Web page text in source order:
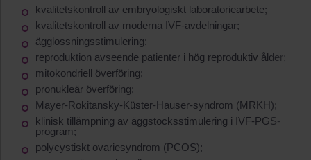
kvalitetskontroll av embryologiskt laboratoriearbete;
kvalitetskontroll av moderna IVF-avdelningar;
ägglossningsstimulering;
reproduktion avseende patienter i hög reproduktiv ålder;
mitokondriell överföring;
pronukleär överföring;
Mayer-Rokitansky-Küster-Hauser-syndrom (MRKH);
klinisk tillämpning av äggstocksstimulering i IVF-PGS-
program;
polycystiskt ovariesyndrom (PCOS);